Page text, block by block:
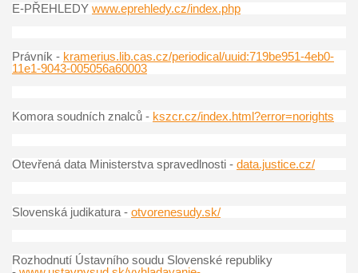
E-PŘEHLEDY www.eprehledy.cz/index.php
Právník - kramerius.lib.cas.cz/periodical/uuid:719be951-4eb0-
11e1-9043-005056a60003
Komora soudních znalců - kszcr.cz/index.html?error=norights
Otevřená data Ministerstva spravedlnosti - data.justice.cz/
Slovenská judikatura - otvorenesudy.sk/
Rozhodnutí Ústavního soudu Slovenské republiky